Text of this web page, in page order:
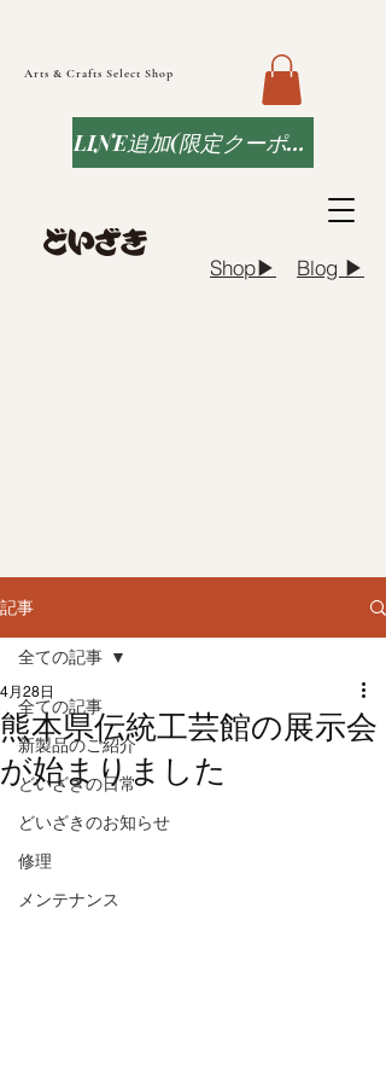
Arts & Crafts Select Shop
Blog ▶︎
Shop▶︎
LINE追加(限定クーポンなど)
記事
全ての記事
新製品のご紹介
どいざきの日常
どいざきのお知らせ
修理
メンテナンス
全ての記事
熊本県伝統工芸館の展示会
が始まりました
4月28日